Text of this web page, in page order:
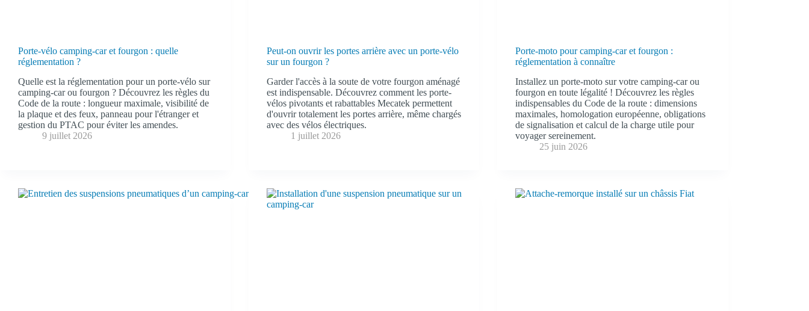
Porte-vélo camping-car et fourgon : quelle
réglementation ?
Quelle est la réglementation pour un porte-vélo sur
camping-car ou fourgon ? Découvrez les règles du
Code de la route : longueur maximale, visibilité de
la plaque et des feux, panneau pour l'étranger et
gestion du PTAC pour éviter les amendes.
9 juillet 2026
Peut-on ouvrir les portes arrière avec un porte-vélo
sur un fourgon ?
Garder l'accès à la soute de votre fourgon aménagé
est indispensable. Découvrez comment les porte-
vélos pivotants et rabattables Mecatek permettent
d'ouvrir totalement les portes arrière, même chargés
avec des vélos électriques.
1 juillet 2026
Porte-moto pour camping-car et fourgon :
réglementation à connaître
Installez un porte-moto sur votre camping-car ou
fourgon en toute légalité ! Découvrez les règles
indispensables du Code de la route : dimensions
maximales, homologation européenne, obligations
de signalisation et calcul de la charge utile pour
voyager sereinement.
25 juin 2026